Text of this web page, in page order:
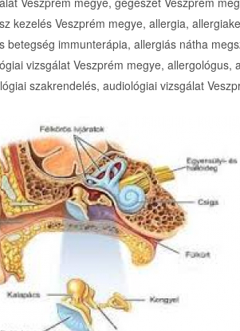
kezelés Veszprém megye, allergia,
betegség immunterápia, allergiás nátha
vizsgálat Veszprém megye,
szakrendelés, audiológiai vizsgálat